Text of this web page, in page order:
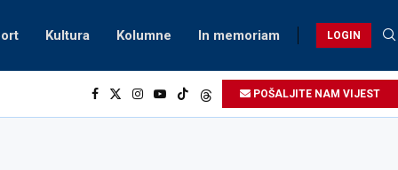
Kultura Kolumne In memoriam LOGIN
POŠALJITE NAM VIJEST